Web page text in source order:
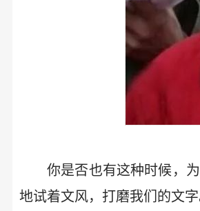
你是否也有这种时候，
地试着文风，打磨我们的文